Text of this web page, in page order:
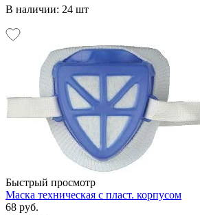
В наличии: 24 шт
Быстрый просмотр
Маска техническая с пласт. корпусом
68 руб.